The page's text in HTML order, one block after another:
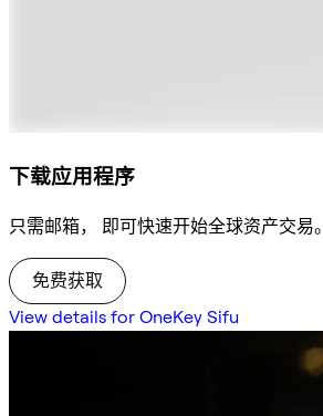
下载应用程序
只需邮箱， 即可快速开始全球资产交易。
免费获取
View details for OneKey Sifu